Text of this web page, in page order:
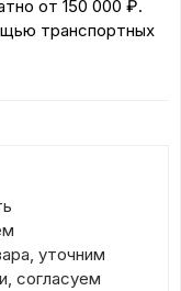
от 150 000 ₽.
транспортных
уточним
согласуем